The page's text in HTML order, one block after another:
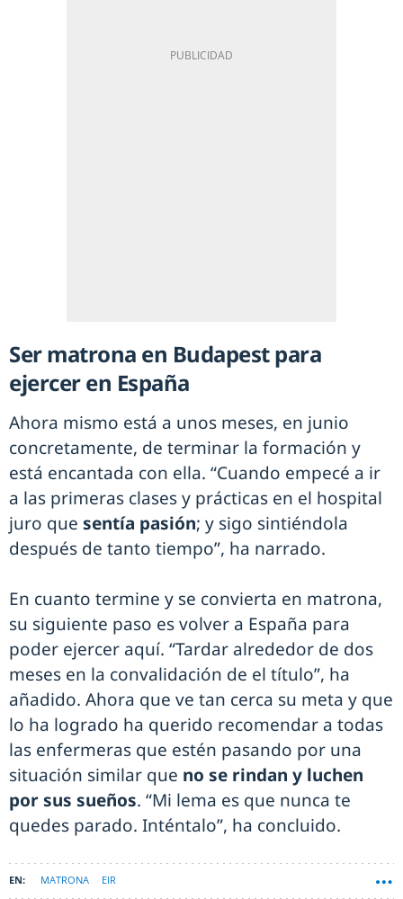
Ser matrona en Budapest para
ejercer en España
Ahora mismo está a unos meses, en junio
concretamente, de terminar la formación y
está encantada con ella. “Cuando empecé a ir
a las primeras clases y prácticas en el hospital
juro que sentía pasión; y sigo sintiéndola
después de tanto tiempo”, ha narrado.
En cuanto termine y se convierta en matrona,
su siguiente paso es volver a España para
poder ejercer aquí. “Tardar alrededor de dos
meses en la convalidación de el título”, ha
añadido. Ahora que ve tan cerca su meta y que
lo ha logrado ha querido recomendar a todas
las enfermeras que estén pasando por una
situación similar que no se rindan y luchen
por sus sueños. “Mi lema es que nunca te
quedes parado. Inténtalo”, ha concluido.
MATRONA EIR